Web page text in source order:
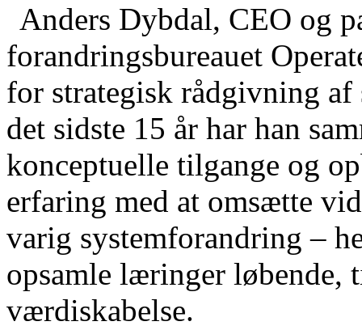
Anders Dybdal, CEO og
forandringsbureauet
for strategisk rådgivning
det sidste 15 år har han
konceptuelle tilgange og
erfaring med at omsætte
varig systemforandring –
opsamle læringer
værdiskabelse.